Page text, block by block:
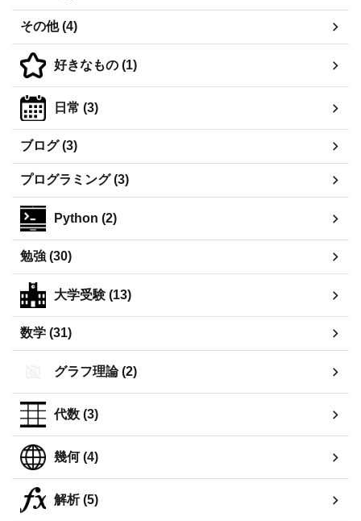
その他 (4)
好きなもの (1)
日常 (3)
ブログ (3)
プログラミング (3)
Python (2)
勉強 (30)
大学受験 (13)
数学 (31)
グラフ理論 (2)
代数 (3)
幾何 (4)
解析 (5)